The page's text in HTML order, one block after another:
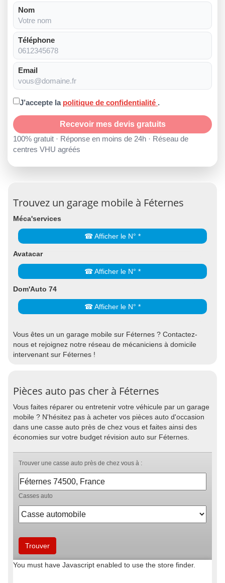
Nom
Téléphone
Email
J’accepte la politique de confidentialité .
Recevoir mes devis gratuits
100% gratuit · Réponse en moins de 24h · Réseau de
centres VHU agréés
Trouvez un garage mobile à Féternes
Méca'services
☎ Afficher le N° *
Avatacar
☎ Afficher le N° *
Dom'Auto 74
☎ Afficher le N° *
Vous êtes un un garage mobile sur Féternes ? Contactez-
nous et rejoignez notre réseau de mécaniciens à domicile
intervenant sur Féternes !
Pièces auto pas cher à Féternes
Vous faites réparer ou entretenir votre véhicule par un garage
mobile ? N'hésitez pas à acheter vos pièces auto d'occasion
dans une casse auto près de chez vous et faites ainsi des
économies sur votre budget révision auto sur Féternes.